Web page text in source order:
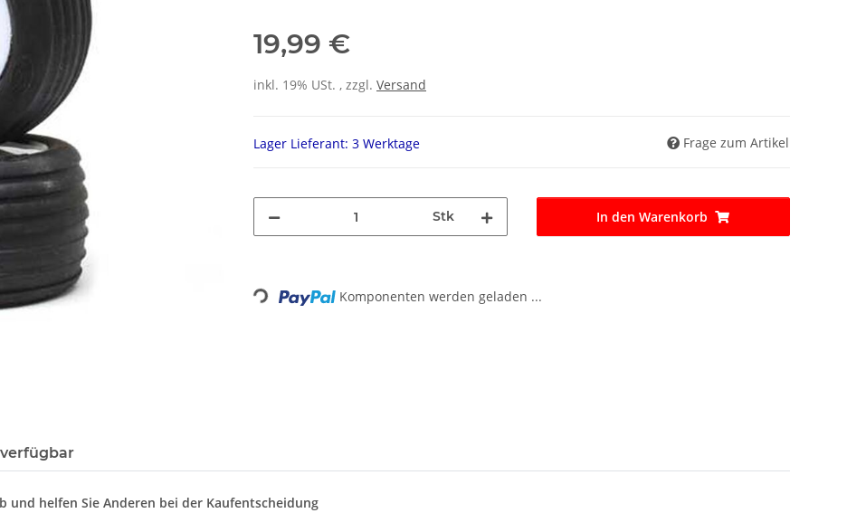
19,99 €
inkl. 19% USt. , zzgl. Versand
Lager Lieferant: 3 Werktage Frage zum Artikel
Stk In den Warenkorb
Loading... Komponenten werden geladen ...
und helfen Sie Anderen bei der Kaufentscheidung